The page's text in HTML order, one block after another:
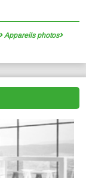
Appareils photos